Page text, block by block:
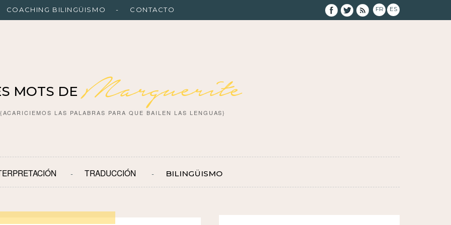
COACHING BILINGÜISMO CONTACTO FR ES
MOTS DE Marguerite
{ACARICIEMOS LAS PALABRAS PARA QUE BAILEN LAS LENGUAS}
TRADUCCIÓN BILINGÜISMO